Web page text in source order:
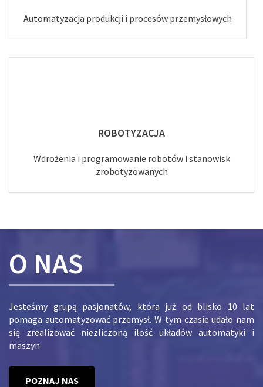
Automatyzacja produkcji i procesów przemysłowych
ROBOTYZACJA
Wdrożenia i programowanie robotów i stanowisk
zrobotyzowanych
O NAS
Jesteśmy grupą pasjonatów, która już od blisko 10 lat
pomaga automatyzować przemysł. W tym czasie udało nam
się zrealizować niezliczoną ilość układów automatyki i
maszyn
POZNAJ NAS